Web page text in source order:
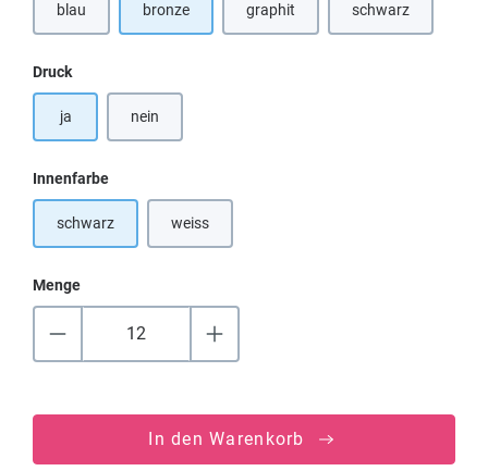
blau(Diese Option ist zurzeit nicht verfügbar.)
bronze graphit schwarz
Druckauswählen
ja nein
Innenfarbeauswählen
schwarz weiss
Menge
In den Warenkorb